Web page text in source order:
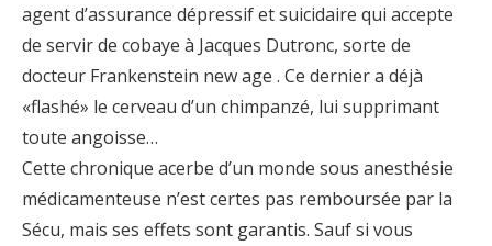
agent d’assurance dépressif et suicidaire qui accepte
de servir de cobaye à Jacques Dutronc, sorte de
docteur Frankenstein new age . Ce dernier a déjà
«flashé» le cerveau d’un chimpanzé, lui supprimant
toute angoisse…
Cette chronique acerbe d’un monde sous anesthésie
médicamenteuse n’est certes pas remboursée par la
Sécu, mais ses effets sont garantis. Sauf si vous